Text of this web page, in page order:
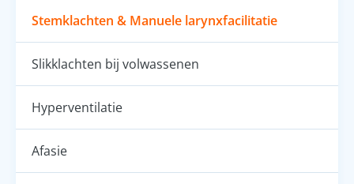
Stemklachten & Manuele larynxfacilitatie
Slikklachten bij volwassenen
Hyperventilatie
Afasie